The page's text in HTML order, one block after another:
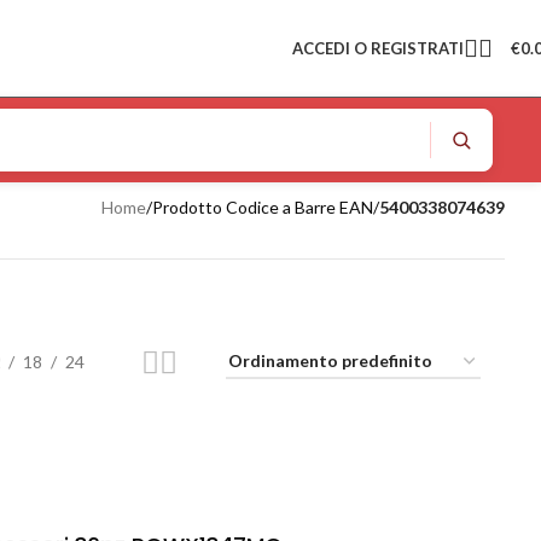
ACCEDI O REGISTRATI €
Home/Prodotto Codice a Barre EAN/5400338074639
18 24